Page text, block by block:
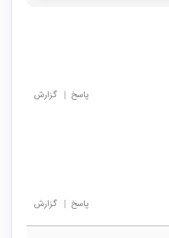
پاسخ | گزارش
پاسخ | گزارش